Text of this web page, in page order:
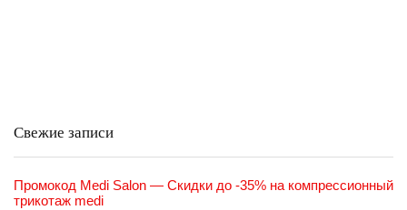
Свежие записи
Промокод Medi Salon — Скидки до -35% на компрессионный
трикотаж medi